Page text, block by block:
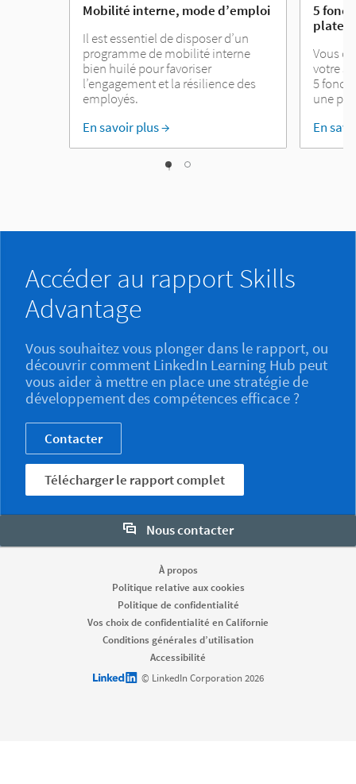
Mobilité interne, mode d’emploi
Il est essentiel de disposer d’un
programme de mobilité interne
bien huilé pour favoriser
l’engagement et la résilience des
employés.
En savoir plus →
5
Vous
votre
5
une
En
0 1
Accéder au rapport Skills
Advantage
Vous souhaitez vous plonger dans le rapport, ou
découvrir comment LinkedIn Learning Hub peut
vous aider à mettre en place une stratégie de
développement des compétences efficace ?
Contacter
Télécharger le rapport complet
Nous contacter
À propos
Politique relative aux cookies
Politique de confidentialité
Vos choix de confidentialité en Californie
Conditions générales d’utilisation
Accessibilité
LinkedIn logo© LinkedIn Corporation 2026